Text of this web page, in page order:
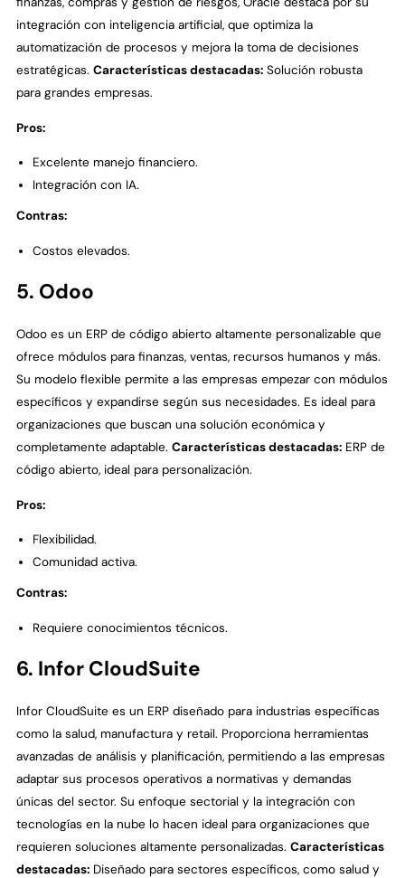
integración con inteligencia artificial, que optimiza la
automatización de procesos y mejora la toma de decisiones
estratégicas. Características destacadas: Solución robusta
para grandes empresas.
Pros:
Excelente manejo financiero.
Integración con IA.
Contras:
Costos elevados.
5. Odoo
Odoo es un ERP de código abierto altamente personalizable que
ofrece módulos para finanzas, ventas, recursos humanos y más.
Su modelo flexible permite a las empresas empezar con módulos
específicos y expandirse según sus necesidades. Es ideal para
organizaciones que buscan una solución económica y
completamente adaptable. Características destacadas: ERP de
código abierto, ideal para personalización.
Pros:
Flexibilidad.
Comunidad activa.
Contras:
Requiere conocimientos técnicos.
6. Infor CloudSuite
Infor CloudSuite es un ERP diseñado para industrias específicas
como la salud, manufactura y retail. Proporciona herramientas
avanzadas de análisis y planificación, permitiendo a las empresas
adaptar sus procesos operativos a normativas y demandas
únicas del sector. Su enfoque sectorial y la integración con
tecnologías en la nube lo hacen ideal para organizaciones que
requieren soluciones altamente personalizadas. Características
destacadas: Diseñado para sectores específicos, como salud y